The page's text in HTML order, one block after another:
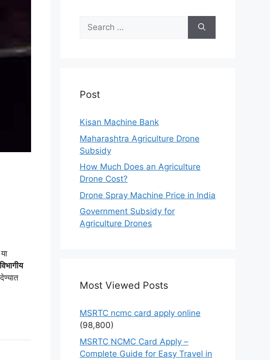
विभागीय
Search
for:
Post
Kisan Machine Bank
Maharashtra Agriculture Drone
Subsidy
How Much Does an Agriculture
Drone Cost?
Drone Spray Machine Price in India
Government Subsidy for
Agriculture Drones
Most Viewed Posts
MSRTC ncmc card apply online
(98,800)
MSRTC NCMC Card Apply –
Complete Guide for Easy Travel in